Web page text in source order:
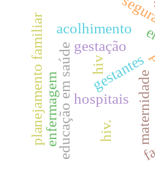
gestantes
maternidade
hospitais
educação em saúde
enfermagem
hiv
gestação
acolhimento
hiv.
planejamento familiar